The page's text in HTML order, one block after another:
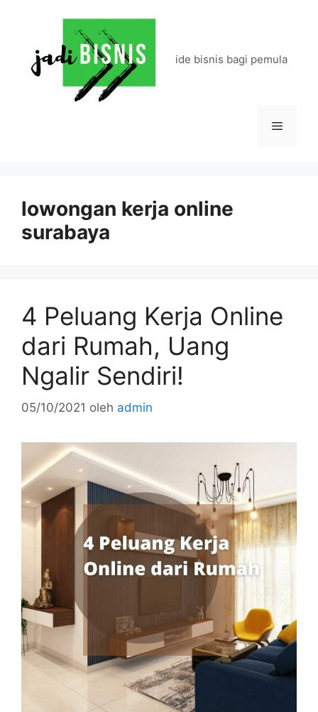
ide bisnis bagi pemula
Menu
lowongan kerja online
surabaya
4 Peluang Kerja Online
dari Rumah, Uang
Ngalir Sendiri!
05/10/2021 oleh admin